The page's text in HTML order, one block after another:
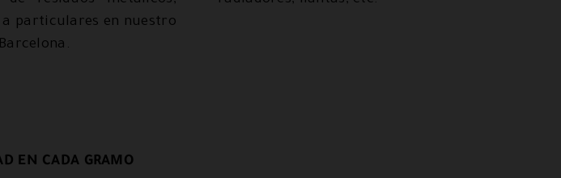
particulares en nuestro
EN CADA GRAMO